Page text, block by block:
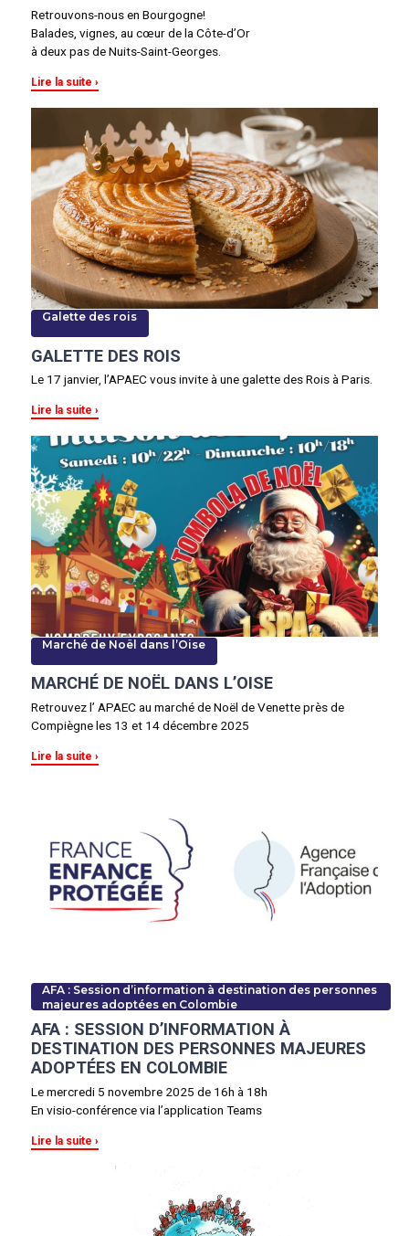
Retrouvons-nous en Bourgogne!
Balades, vignes, au cœur de la Côte-d’Or
à deux pas de Nuits-Saint-Georges.
Lire la suite
Galette des rois
GALETTE DES ROIS
Le 17 janvier, l’APAEC vous invite à une galette des Rois à Paris.
Lire la suite
Marché de Noël dans l’Oise
MARCHÉ DE NOËL DANS L’OISE
Retrouvez l’ APAEC au marché de Noël de Venette près de
Compiègne les 13 et 14 décembre 2025
Lire la suite
AFA : Session d’information à destination des personnes
majeures adoptées en Colombie
AFA : SESSION D’INFORMATION À
DESTINATION DES PERSONNES MAJEURES
ADOPTÉES EN COLOMBIE
Le mercredi 5 novembre 2025 de 16h à 18h
En visio-conférence via l’application Teams
Lire la suite